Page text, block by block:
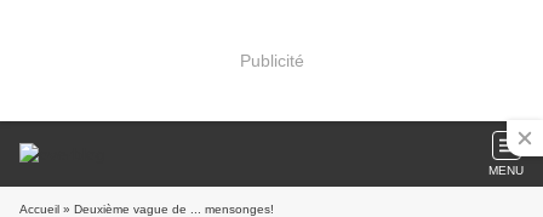
Publicité
MENU
Accueil » Deuxième vague de ... mensonges!